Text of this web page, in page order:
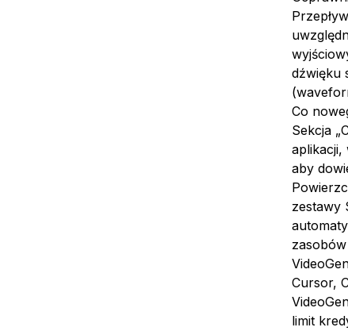
dźwięku
Co
Sekcja
aplikacji,
aby
zestawy
Cursor,
limit